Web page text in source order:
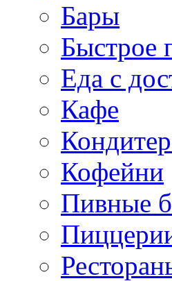
Бары
Быстрое
Еда с
Кафе
Кофейни
Пивные